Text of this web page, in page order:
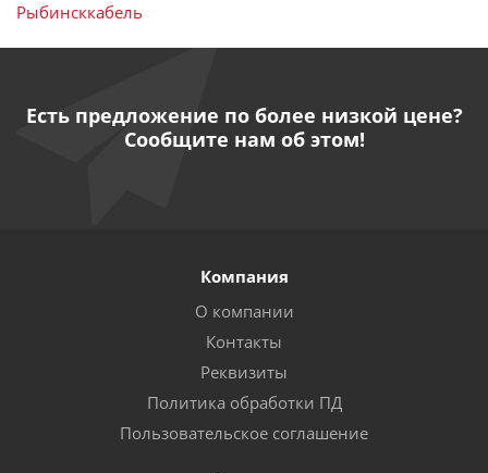
Рыбинсккабель
Есть предложение по более низкой цене?
Сообщите нам об этом!
Компания
О компании
Контакты
Реквизиты
Политика обработки ПД
Пользовательское соглашение